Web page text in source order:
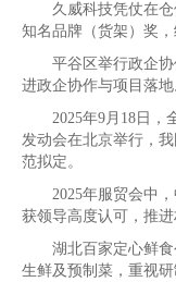
久威科技凭仗在仓
知名品牌（货架）奖，
平谷区举行政企协
进政企协作与项目落地
2025年9月18日，全
发动会在北京举行，
范拟定。
2025年服贸会中，
获领导高度认可，推进
湖北百家定心鲜食
生鲜及预制菜，重视